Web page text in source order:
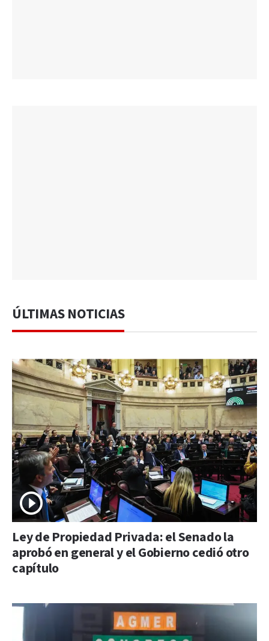
ÚLTIMAS NOTICIAS
Ley de Propiedad Privada: el Senado la
aprobó en general y el Gobierno cedió otro
capítulo